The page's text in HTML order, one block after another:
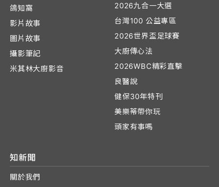
鴿知窩
影片故事
圖片故事
攝影筆記
米其林大廚影音
2026九合一大選
台灣100 公益專區
2026世界盃足球賽
大廚傳心法
2026WBC精彩直擊
良醫說
健保30年特刊
美樂蒂帶你玩
頭家有事嗎
知新聞
關於我們